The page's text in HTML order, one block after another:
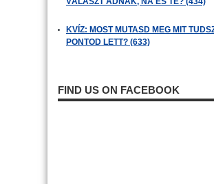
KVÍZ: MOST MUTASD MEG MIT
PONTOD LETT? (633)
FIND US ON FACEBOOK